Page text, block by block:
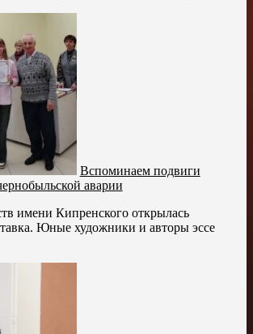
Вспоминаем подвиги
аварии
имени Кипренского открылась
Юные художники и авторы эссе